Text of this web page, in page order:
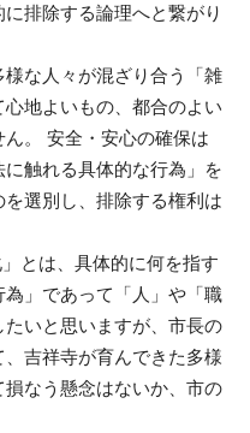
排除する論理へと繋がり
な人々が混ざり合う「雑
地よいもの、都合のよい
。 安全・安心の確保は
触れる具体的な行為」を
選別し、排除する権利は
とは、具体的に何を指す
」であって「人」や「職
いと思いますが、市長の
吉祥寺が育んできた多様
なう懸念はないか、市の